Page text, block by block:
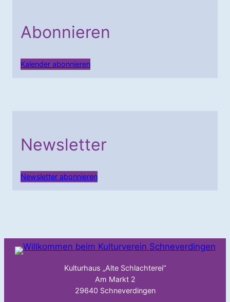
Abonnieren
Kalender abonnieren
Newsletter
Newsletter abonnieren
Kulturhaus „Alte Schlachterei“
Am Markt 2
29640 Schneverdingen